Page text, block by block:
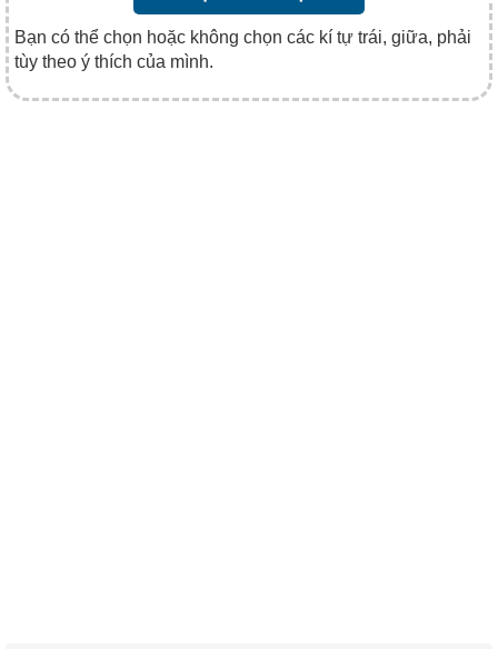
Bạn có thể chọn hoặc không chọn các kí tự trái, giữa, phải
tùy theo ý thích của mình.